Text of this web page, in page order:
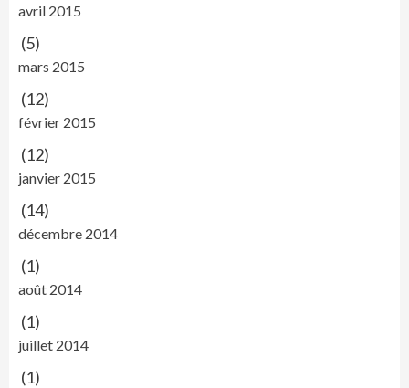
avril 2015
(5)
mars 2015
(12)
février 2015
(12)
janvier 2015
(14)
décembre 2014
(1)
août 2014
(1)
juillet 2014
(1)